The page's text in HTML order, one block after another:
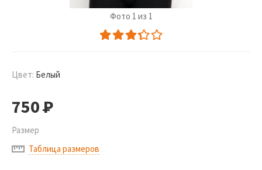
Фото 1 из 1
Цвет: Белый
750Р
Размер
Таблица размеров